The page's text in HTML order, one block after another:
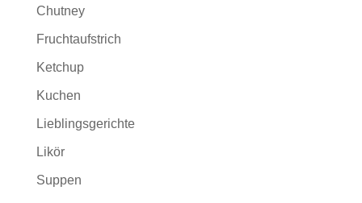
Chutney
Fruchtaufstrich
Ketchup
Kuchen
Lieblingsgerichte
Likör
Suppen